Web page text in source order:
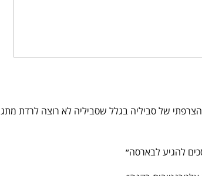
של סביליה בגלל שסביליה לא רוצה לרדת מתג
להגיע לבארסה״